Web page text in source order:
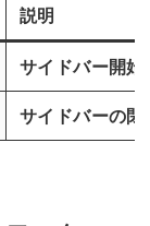
説明
サイドバー開始
サイドバーの閉